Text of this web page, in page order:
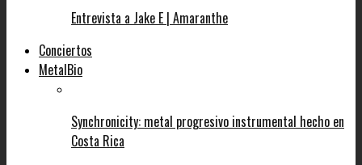
Entrevista a Jake E | Amaranthe
Conciertos
MetalBio
Synchronicity: metal progresivo instrumental hecho en
Costa Rica